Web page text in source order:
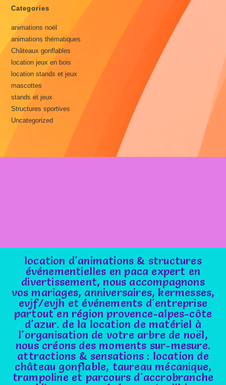
Categories
animations noël
animations thématiques
Châteaux gonflables
location jeux en bois
location stands et jeux
mascottes
stands et jeux
Structures sportives
Uncategorized
location d'animations & structures
événementielles en paca expert en
divertissement, nous accompagnons
vos mariages, anniversaires, kermesses,
evjf/evjh et événements d'entreprise
partout en région provence-alpes-côte
d'azur. de la location de matériel à
l'organisation de votre arbre de noël,
nous créons des moments sur-mesure.
attractions & sensations : location de
château gonflable, taureau mécanique,
trampoline et parcours d'accrobranche